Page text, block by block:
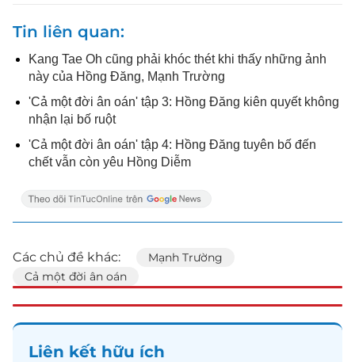
Tin liên quan
Kang Tae Oh cũng phải khóc thét khi thấy những ảnh
này của Hồng Đăng, Mạnh Trường
'Cả một đời ân oán' tập 3: Hồng Đăng kiên quyết không
nhận lại bố ruột
'Cả một đời ân oán' tập 4: Hồng Đăng tuyên bố đến
chết vẫn còn yêu Hồng Diễm
Các chủ đề khác:
Mạnh Trường
Cả một đời ân oán
Liên kết hữu ích